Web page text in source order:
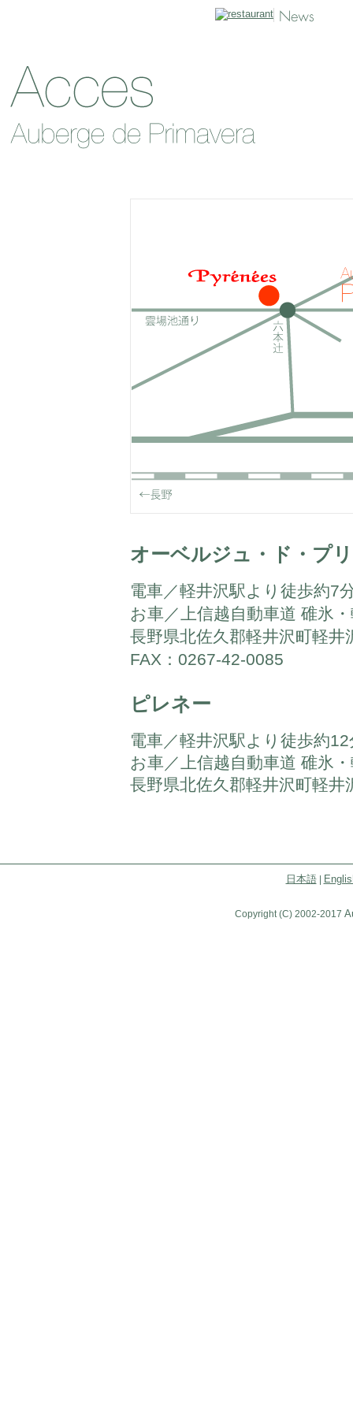
オーベルジュ・ド・プ
電車／軽井沢駅より徒歩約7
お車／上信越自動車道 碓氷
長野県北佐久郡軽井沢町軽
FAX：0267-42-0085
ピレネー
電車／軽井沢駅より徒歩約12
お車／上信越自動車道 碓氷
長野県北佐久郡軽井沢町軽
日本語|
Copyright (C) 2002-2017